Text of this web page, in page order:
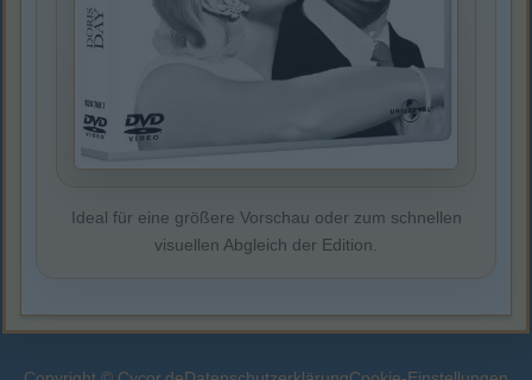
Ideal für eine größere Vorschau oder zum schnellen
visuellen Abgleich der Edition.